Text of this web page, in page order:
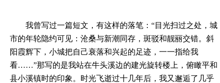
我曾写过一篇短文，有这样的落笔： “目光扫过之处，城
市的年轮隐约可见：沧桑与新潮同存，斑驳和靓丽交错。斜
阳霞辉下，小城把自己衰落和兴起的足迹，一一指给我
看……”那写的是我站在牛头溪边的建光旋转楼上，俯瞰平和
县小溪镇时的印象。时光飞逝过十几年后，我又邂逅了几乎